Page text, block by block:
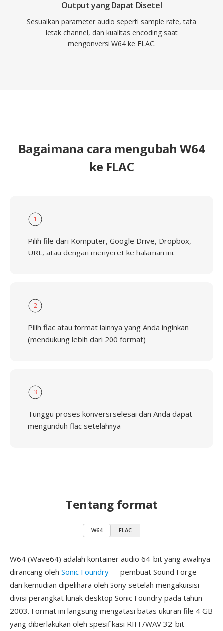
Output yang Dapat Disetel
Sesuaikan parameter audio seperti sample rate, tata
letak channel, dan kualitas encoding saat
mengonversi W64 ke FLAC.
Bagaimana cara mengubah W64
ke FLAC
1
Pilih file dari Komputer, Google Drive, Dropbox,
URL, atau dengan menyeret ke halaman ini.
2
Pilih flac atau format lainnya yang Anda inginkan
(mendukung lebih dari 200 format)
3
Tunggu proses konversi selesai dan Anda dapat
mengunduh flac setelahnya
Tentang format
W64 FLAC
W64 (Wave64) adalah kontainer audio 64-bit yang awalnya
dirancang oleh Sonic Foundry — pembuat Sound Forge —
dan kemudian dipelihara oleh Sony setelah mengakuisisi
divisi perangkat lunak desktop Sonic Foundry pada tahun
2003. Format ini langsung mengatasi batas ukuran file 4 GB
yang diberlakukan oleh spesifikasi RIFF/WAV 32-bit